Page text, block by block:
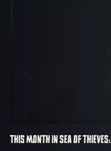
THIS MONTH IN SEA OF